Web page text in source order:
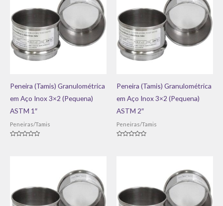
Peneira (Tamis) Granulométrica
em Aço Inox 3×2 (Pequena)
ASTM 1″
Peneiras/Tamis
Peneira (Tamis) Granulométrica
em Aço Inox 3×2 (Pequena)
ASTM 2″
Peneiras/Tamis